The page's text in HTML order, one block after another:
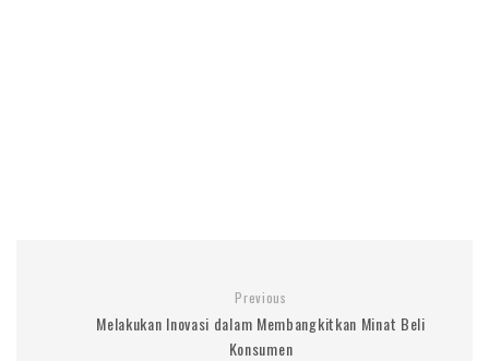
Previous
Melakukan Inovasi dalam Membangkitkan Minat Beli
Konsumen